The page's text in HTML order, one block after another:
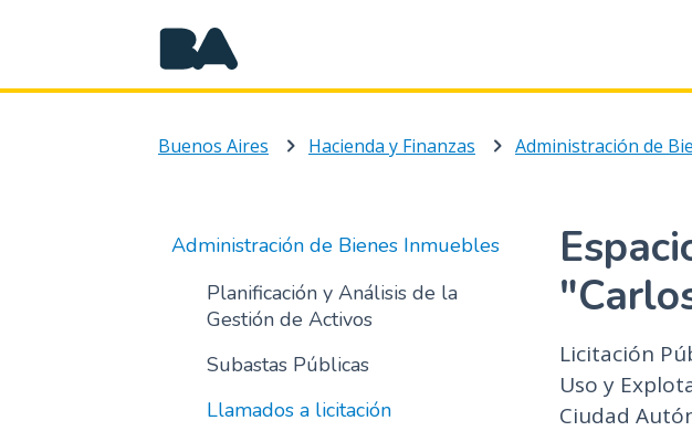
Buenos Aires Hacienda y Finanzas
Administración de Bienes Inmuebles
Planificación y Análisis de la
Gestión de Activos
Subastas Públicas
Llamados a licitación
Licitación
Uso y
Ciudad